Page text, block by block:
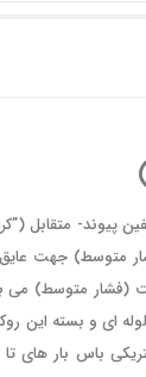
پیوند-
متوسط) جهت عایق
ای، و در سطوح ولتاژی
ای و بسته این